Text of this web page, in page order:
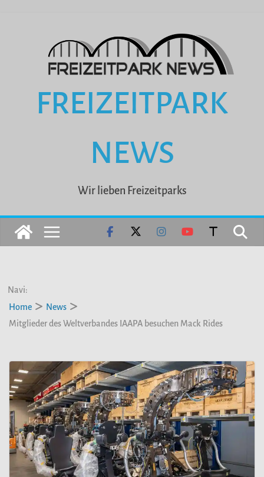
FREIZEITPARK
NEWS
Wir lieben Freizeitparks
Navi:
Home
News
Mitglieder des Weltverbandes IAAPA besuchen Mack Rides